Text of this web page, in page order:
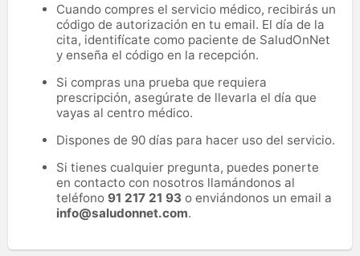
Cuando compres el servicio médico, recibirás un
código de autorización en tu email. El día de la
cita, identifícate como paciente de SaludOnNet
y enseña el código en la recepción.
Si compras una prueba que requiera
prescripción, asegúrate de llevarla el día que
vayas al centro médico.
Dispones de 90 días para hacer uso del servicio.
Si tienes cualquier pregunta, puedes ponerte
en contacto con nosotros llamándonos al
teléfono 91 217 21 93 o enviándonos un email a
info@saludonnet.com.